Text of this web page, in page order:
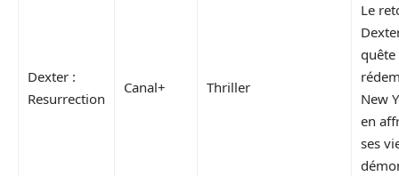
Dexter :
Resurrection
Canal+ Thriller
Le
quête
New
en
ses